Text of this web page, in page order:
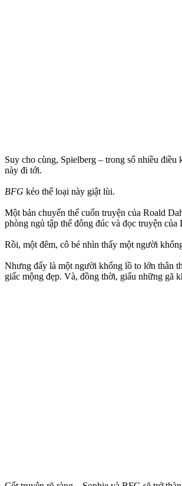
Suy cho cùng, Spielberg – trong số nhiều điều
này đi tới.
BFG kéo thể loại này giật lùi.
Một bản chuyển thể cuốn truyện của Roald
phòng ngủ tập thể đông đúc và đọc truyện của
Rồi, một đêm, cô bé nhìn thấy một người
Nhưng đấy là một người khổng lồ to lớn thân
giấc mộng đẹp. Và, đồng thời, giấu những gã